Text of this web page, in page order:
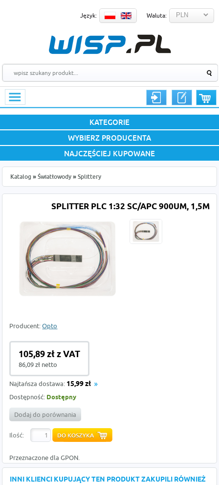
Język: Waluta:
KATEGORIE
WYBIERZ PRODUCENTA
NAJCZĘŚCIEJ KUPOWANE
Katalog » Światłowody » Splittery
SPLITTER PLC 1:32 SC/APC 900UM, 1,5M
Producent:Opto
105,89 zł z VAT
86,09 zł netto
Najtańsza dostawa: 15,99 zł
Dostępność: Dostępny
Dodaj do porównania
Ilość:
Przeznaczone dla GPON.
INNI KLIENCI KUPUJĄCY TEN PRODUKT ZAKUPILI RÓWNIEŻ